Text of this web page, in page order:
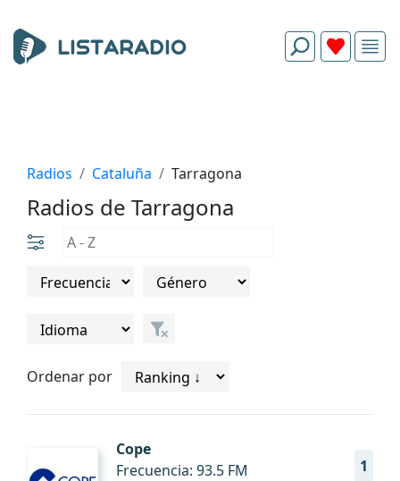
Radios Cataluña Tarragona
Radios de Tarragona
Ordenar por
Cope
1
Frecuencia: 93.5 FM